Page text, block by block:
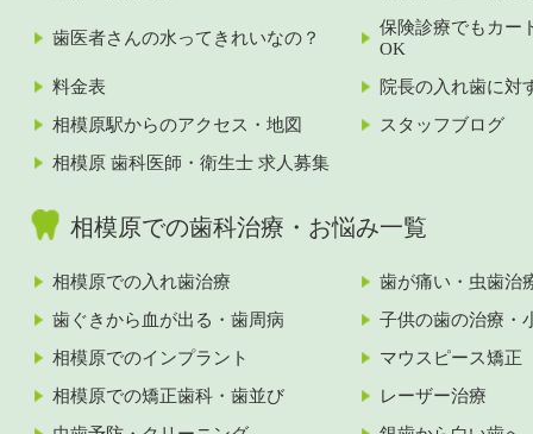
歯医者さんの水ってきれいなの？
保険診療でもカー
OK
料金表
院長の入れ歯に対
相模原駅からのアクセス・地図
スタッフブログ
相模原 歯科医師・衛生士 求人募集
相模原での歯科治療・お悩み一覧
相模原での入れ歯治療
歯が痛い・虫歯治
歯ぐきから血が出る・歯周病
子供の歯の治療・
相模原でのインプラント
マウスピース矯正
相模原での矯正歯科・歯並び
レーザー治療